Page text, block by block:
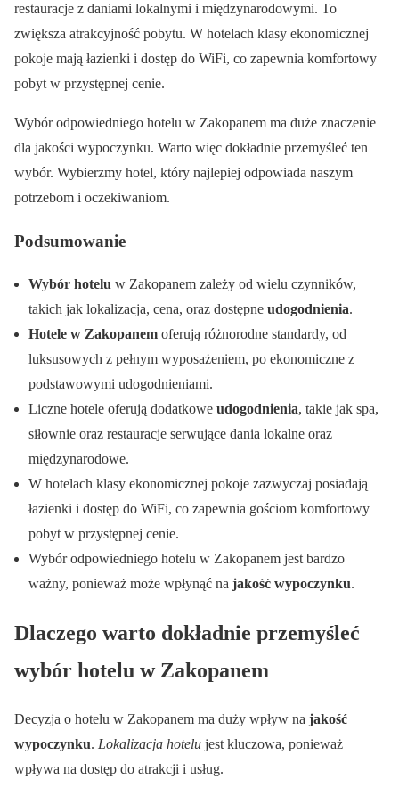
restauracje z daniami lokalnymi i międzynarodowymi. To
zwiększa atrakcyjność pobytu. W hotelach klasy ekonomicznej
pokoje mają łazienki i dostęp do WiFi, co zapewnia komfortowy
pobyt w przystępnej cenie.
Wybór odpowiedniego hotelu w Zakopanem ma duże znaczenie
dla jakości wypoczynku. Warto więc dokładnie przemyśleć ten
wybór. Wybierzmy hotel, który najlepiej odpowiada naszym
potrzebom i oczekiwaniom.
Podsumowanie
Wybór hotelu w Zakopanem zależy od wielu czynników,
takich jak lokalizacja, cena, oraz dostępne udogodnienia.
Hotele w Zakopanem oferują różnorodne standardy, od
luksusowych z pełnym wyposażeniem, po ekonomiczne z
podstawowymi udogodnieniami.
Liczne hotele oferują dodatkowe udogodnienia, takie jak spa,
siłownie oraz restauracje serwujące dania lokalne oraz
międzynarodowe.
W hotelach klasy ekonomicznej pokoje zazwyczaj posiadają
łazienki i dostęp do WiFi, co zapewnia gościom komfortowy
pobyt w przystępnej cenie.
Wybór odpowiedniego hotelu w Zakopanem jest bardzo
ważny, ponieważ może wpłynąć na jakość wypoczynku.
Dlaczego warto dokładnie przemyśleć
wybór hotelu w Zakopanem
Decyzja o hotelu w Zakopanem ma duży wpływ na jakość
wypoczynku. Lokalizacja hotelu jest kluczowa, ponieważ
wpływa na dostęp do atrakcji i usług.